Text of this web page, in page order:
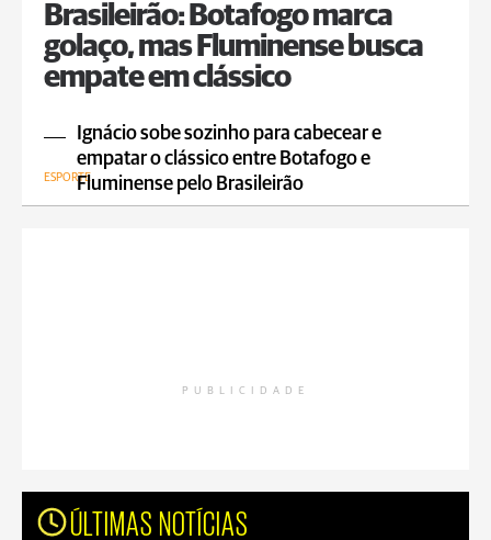
Brasileirão: Botafogo marca
golaço, mas Fluminense busca
empate em clássico
Ignácio sobe sozinho para cabecear e
empatar o clássico entre Botafogo e
Fluminense pelo Brasileirão
ESPORTE
PUBLICIDADE
ÚLTIMAS NOTÍCIAS